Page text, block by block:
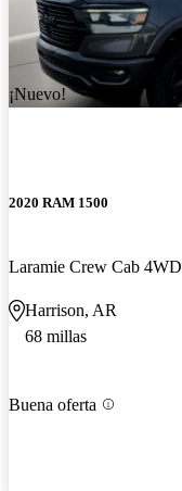
¡Nuevo!
2020 RAM 1500
Laramie Crew Cab 4WD
Harrison, AR
68 millas
Buena oferta